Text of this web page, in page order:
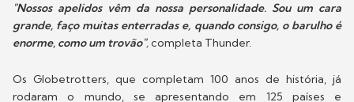
"Nossos apelidos vêm da nossa personalidade. Sou um cara
grande, faço muitas enterradas e, quando consigo, o barulho é
enorme, como um trovão",completa Thunder.
Os Globetrotters, que completam 100 anos de história, já
rodaram o mundo, se apresentando em 125 países e